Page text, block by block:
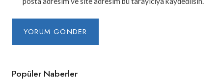
Popüler Naberler